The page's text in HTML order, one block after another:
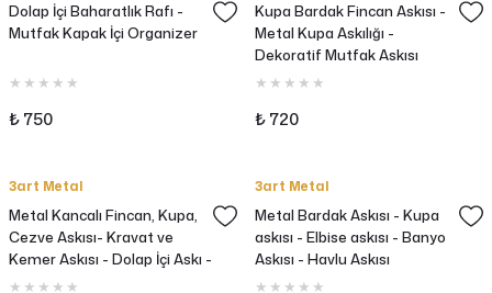
Dolap İçi Baharatlık Rafı -
Mutfak Kapak İçi Organizer
₺ 750
Kupa Bardak Fincan Askısı -
Metal Kupa Askılığı -
Dekoratif Mutfak Askısı
Bardak Düzenleyici
₺ 720
3art Metal
Metal Kancalı Fincan, Kupa,
Cezve Askısı- Kravat ve
Kemer Askısı - Dolap İçi Askı -
Banyo Askısı
3art Metal
Metal Bardak Askısı - Kupa
askısı - Elbise askısı - Banyo
Askısı - Havlu Askısı